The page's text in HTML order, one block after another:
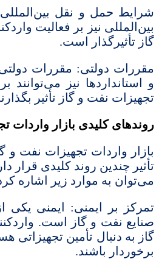
شرایط حمل و نقل
بین‌المللی نیز بر فعالیت
گاز تأثیرگذار است.
مقررات دولتی: مقررات
و استانداردها نیز می‌توانند
تجهیزات نفت و گاز تأثیر
روندهای کلیدی بازار واردات
بازار واردات تجهیزات نفت
تأثیر چندین روند کلیدی قرار
می‌توان به موارد زیر اشاره
تمرکز بر ایمنی: ایمنی یکی
صنایع نفت و گاز است.
گاز به دنبال تأمین تجهیزاتی
برخوردار باشند.